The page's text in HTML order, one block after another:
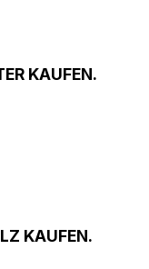
KAUFEN.
KAUFEN.